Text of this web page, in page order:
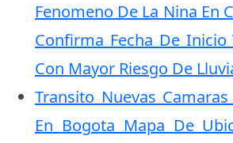
Fenomeno De La Nina En
Confirma Fecha De Inicio
Con Mayor Riesgo De
Transito Nuevas
En Bogota Mapa De